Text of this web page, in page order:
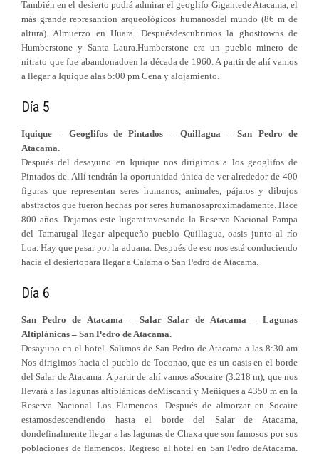
También en el desierto podrá admirar el geoglifo Gigantede Atacama, el
más grande represantion arqueológicos humanosdel mundo (86 m de
altura). Almuerzo en Huara. Despuésdescubrimos la ghosttowns de
Humberstone y Santa Laura.Humberstone era un pueblo minero de
nitrato que fue abandonadoen la década de 1960. A partir de ahí vamos
a llegar a Iquique alas 5:00 pm Cena y alojamiento.
Día 5
Iquique – Geoglifos de Pintados – Quillagua – San Pedro de
Atacama.
Después del desayuno en Iquique nos dirigimos a los geoglifos de
Pintados de. Allí tendrán la oportunidad única de ver alrededor de 400
figuras que representan seres humanos, animales, pájaros y dibujos
abstractos que fueron hechas por seres humanosaproximadamente. Hace
800 años. Dejamos este lugaratravesando la Reserva Nacional Pampa
del Tamarugal llegar alpequeño pueblo Quillagua, oasis junto al río
Loa. Hay que pasar por la aduana. Después de eso nos está conduciendo
hacia el desiertopara llegar a Calama o San Pedro de Atacama.
Día 6
San Pedro de Atacama – Salar Salar de Atacama – Lagunas
Altiplánicas – San Pedro de Atacama.
Desayuno en el hotel. Salimos de San Pedro de Atacama a las 8:30 am
Nos dirigimos hacia el pueblo de Toconao, que es un oasis en el borde
del Salar de Atacama. A partir de ahí vamos aSocaire (3.218 m), que nos
llevará a las lagunas altiplánicas deMiscanti y Meñiques a 4350 m en la
Reserva Nacional Los Flamencos. Después de almorzar en Socaire
estamosdescendiendo hasta el borde del Salar de Atacama,
dondefinalmente llegar a las lagunas de Chaxa que son famosos por sus
poblaciones de flamencos. Regreso al hotel en San Pedro deAtacama.